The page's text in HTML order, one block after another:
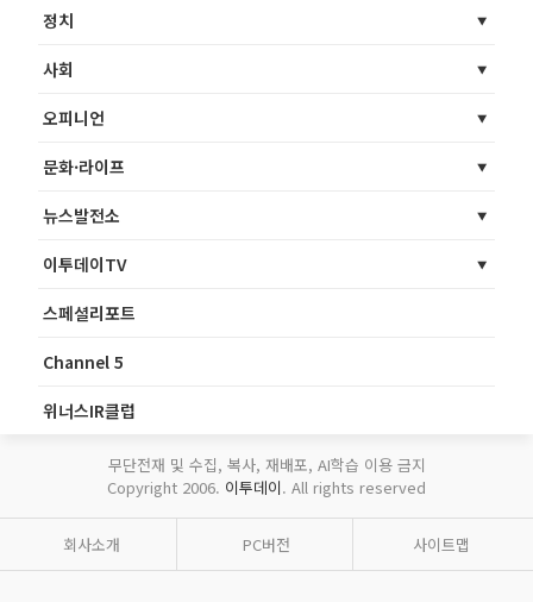
정치
사회
오피니언
문화·라이프
뉴스발전소
이투데이TV
스페셜리포트
Channel 5
위너스IR클럽
무단전재 및 수집, 복사, 재배포, AI학습 이용 금지
Copyright 2006. 이투데이. All rights reserved
회사소개 PC버전 사이트맵